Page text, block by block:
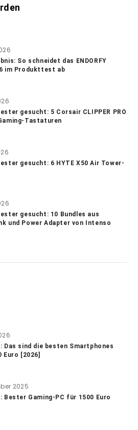
So schneidet das ENDORFY
im Produkttest ab
gesucht: 5 Corsair CLIPPER PRO
Tastaturen
gesucht: 6 HYTE X50 Air Tower-
gesucht: 10 Bundles aus
und Power Adapter von Intenso
Das sind die besten Smartphones
Euro [2026]
2025
Bester Gaming-PC für 1500 Euro